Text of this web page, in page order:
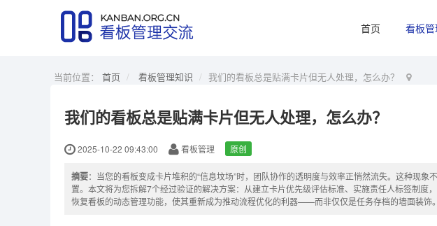
首页 看板
当前位置： 首页 看板管理知识 我们的看板总是贴满卡片但无人处理，怎么办？
我们的看板总是贴满卡片但无人处理，怎么办？
2025-10-22 09:43:00 看板管理 原创
摘要：当您的看板变成卡片堆积的“信息坟场”时，团队协作的透明度与效率正悄然流失。这种现
置。本文将为您拆解7个经过验证的解决方案：从建立卡片优先级评估标准、实施责任人标签制度
恢复看板的动态管理功能，使其重新成为推动流程优化的利器——而非仅仅是任务存档的墙面装饰。